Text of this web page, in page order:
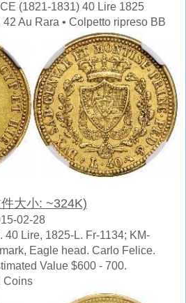
(1821-1831) 40 Lire 1825
Au Rara • Colpetto ripreso BB
大小: ~324K)
02-28
40 Lire, 1825-L. Fr-1134; KM-
Eagle head. Carlo Felice.
Value $600 - 700.
Coins